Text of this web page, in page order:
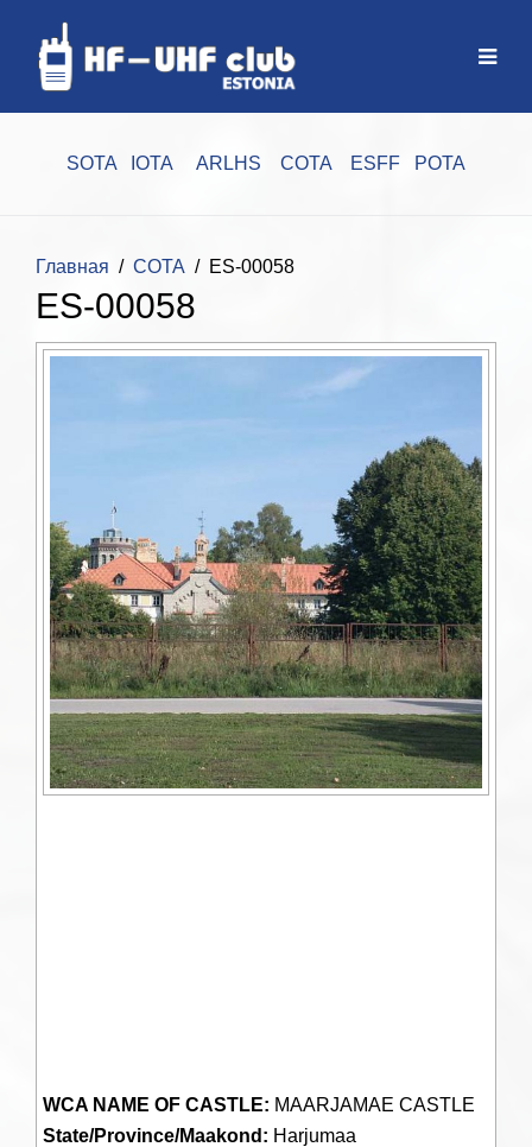
SOTA IOTA ARLHS COTA ESFF POTA
Главная COTA ES-00058
ES-00058
WCA NAME OF CASTLE: MAARJAMAE CASTLE
State/Province/Maakond: Harjumaa